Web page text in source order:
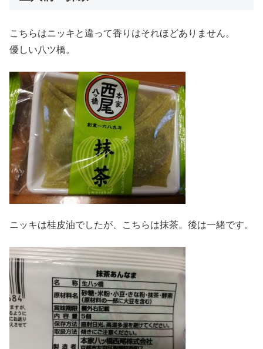
こちらはニッキと違って香りはそれほどありません。
優しい八ツ橋。
ニッキは桂皮油でしたが、こちらは抹茶。後は一緒です。